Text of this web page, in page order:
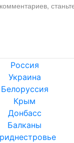
Россия
Украина
Белоруссия
Крым
Донбасс
Балканы